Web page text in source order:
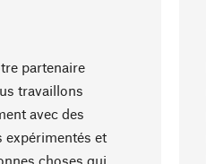
partenaire
travaillons
avec des
expérimentés et
choses qui